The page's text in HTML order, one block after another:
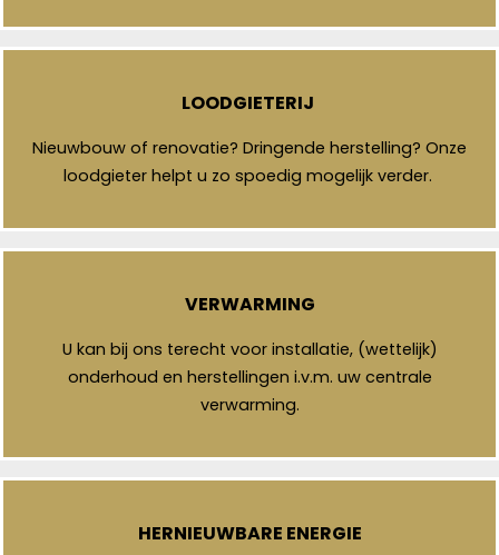
LOODGIETERIJ
Nieuwbouw of renovatie? Dringende herstelling? Onze
loodgieter helpt u zo spoedig mogelijk verder.
VERWARMING
U kan bij ons terecht voor installatie, (wettelijk)
onderhoud en herstellingen i.v.m. uw centrale
verwarming.
HERNIEUWBARE ENERGIE